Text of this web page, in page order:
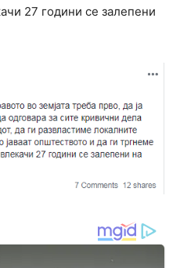
27 години се залепени